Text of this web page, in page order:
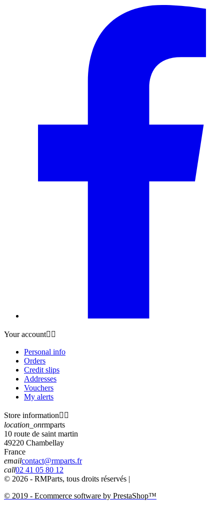
Your account 
Personal info
Orders
Credit slips
Addresses
Vouchers
My alerts
Store information 
location_onrmparts
10 route de saint martin
49220 Chambellay
France
emailcontact@rmparts.fr
call02 41 05 80 12
© 2026 - RMParts, tous droits réservés |
© 2019 - Ecommerce software by PrestaShop™